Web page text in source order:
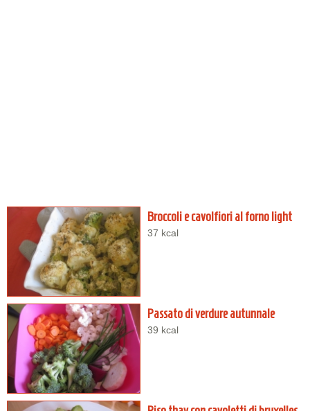
Broccoli e cavolfiori al forno light
37 kcal
Passato di verdure autunnale
39 kcal